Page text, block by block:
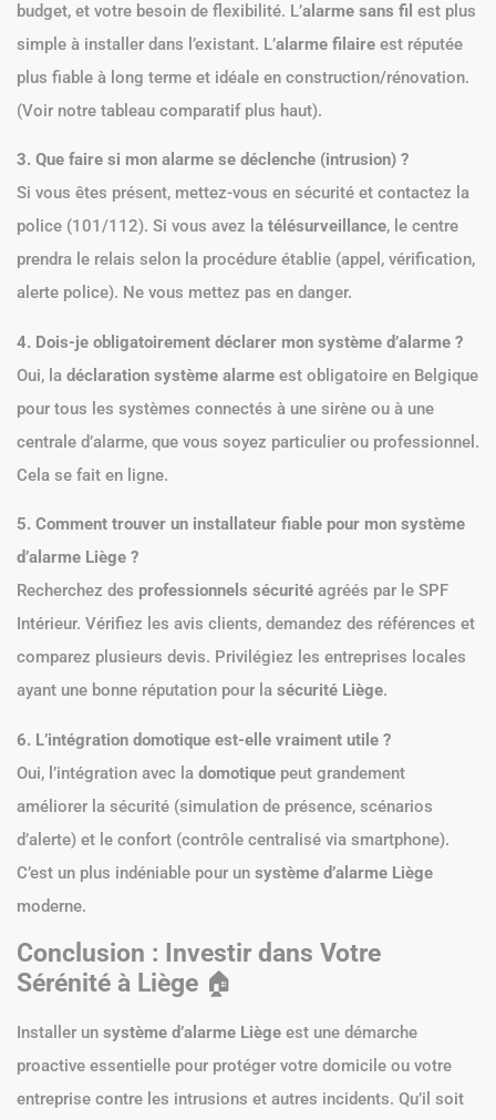
budget, et votre besoin de flexibilité. L’alarme sans fil est plus
simple à installer dans l’existant. L’alarme filaire est réputée
plus fiable à long terme et idéale en construction/rénovation.
(Voir notre tableau comparatif plus haut).
3. Que faire si mon alarme se déclenche (intrusion) ?
Si vous êtes présent, mettez-vous en sécurité et contactez la
police (101/112). Si vous avez la télésurveillance, le centre
prendra le relais selon la procédure établie (appel, vérification,
alerte police). Ne vous mettez pas en danger.
4. Dois-je obligatoirement déclarer mon système d’alarme ?
Oui, la déclaration système alarme est obligatoire en Belgique
pour tous les systèmes connectés à une sirène ou à une
centrale d’alarme, que vous soyez particulier ou professionnel.
Cela se fait en ligne.
5. Comment trouver un installateur fiable pour mon système
d’alarme Liège ?
Recherchez des professionnels sécurité agréés par le SPF
Intérieur. Vérifiez les avis clients, demandez des références et
comparez plusieurs devis. Privilégiez les entreprises locales
ayant une bonne réputation pour la sécurité Liège.
6. L’intégration domotique est-elle vraiment utile ?
Oui, l’intégration avec la domotique peut grandement
améliorer la sécurité (simulation de présence, scénarios
d’alerte) et le confort (contrôle centralisé via smartphone).
C’est un plus indéniable pour un système d’alarme Liège
moderne.
Conclusion : Investir dans Votre
Sérénité à Liège 🏠
Installer un système d’alarme Liège est une démarche
proactive essentielle pour protéger votre domicile ou votre
entreprise contre les intrusions et autres incidents. Qu’il soit